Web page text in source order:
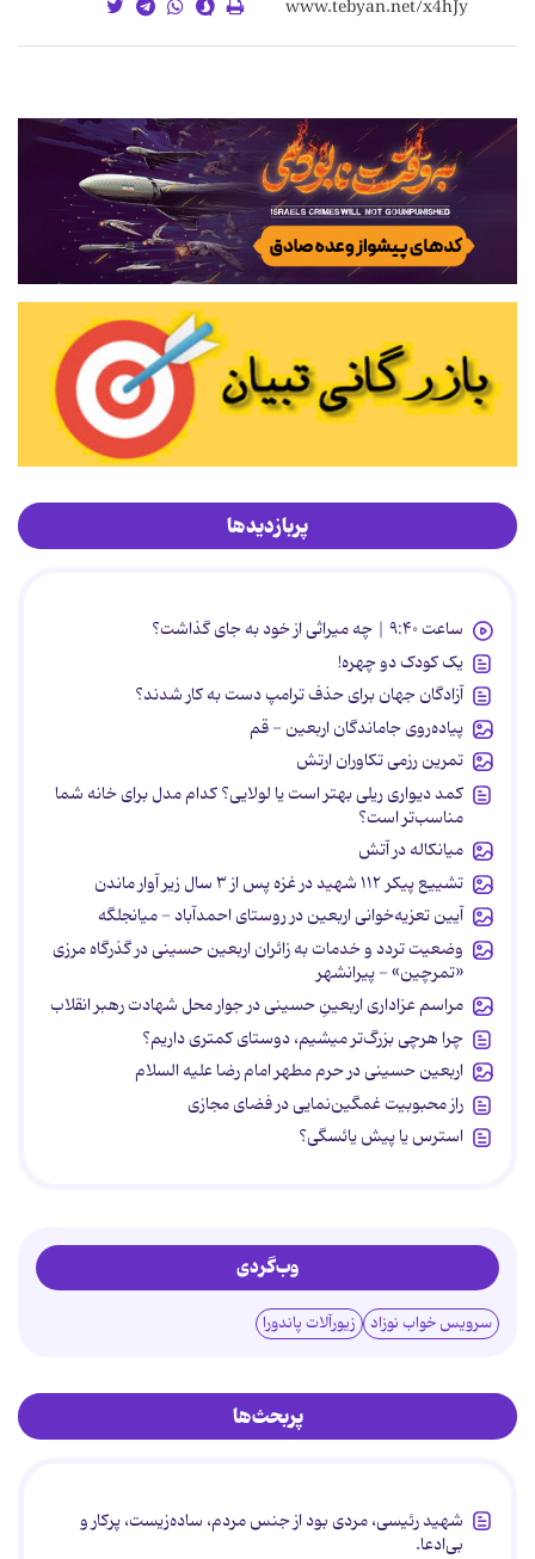
پربازدیدها
ساعت ۹:۴۰ | چه میراثی از خود به جای گذاشت؟
یک کودک دو چهره!
آزادگان جهان برای حذف ترامپ دست به کار شدند؟
پیاده‌روی جاماندگان اربعین - قم
تمرین رزمی تکاوران ارتش
کمد دیواری ریلی بهتر است یا لولایی؟ کدام مدل برای خانه شما
مناسب‌تر است؟
میانکاله در آتش
تشییع پیکر ۱۱۲ شهید در غزه پس از ۳ سال زیر آوار ماندن
آیین تعزیه‌خوانی اربعین در روستای احمدآباد - میانجلگه
وضعیت تردد و خدمات به زائران اربعین حسینی در گذرگاه مرزی
«تمرچین» - پیرانشهر
مراسم عزاداری اربعینِ حسینی در جوار محل شهادت رهبر انقلاب
چرا هرچی بزرگ‌تر میشیم، دوستای کمتری داریم؟
اربعین حسینی در حرم مطهر امام رضا علیه السلام
راز محبوبیت غمگین‌نمایی در فضای مجازی
استرس یا پیش یائسگی؟
وب‌گردی
سرویس خواب نوزاد زیورآلات پاندورا
پربحث‌ها
شهید رئیسی، مردی بود از جنس مردم، ساده‌زیست، پرکار و
بی‌ادعا.